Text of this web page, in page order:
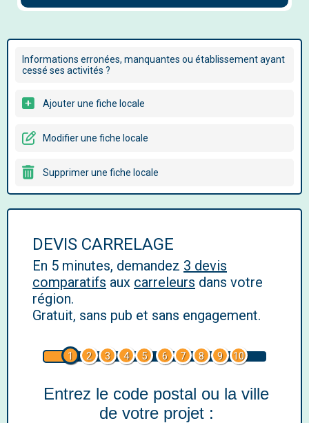
Informations erronées, manquantes ou établissement ayant
cessé ses activités ?
Ajouter une fiche locale
Modifier une fiche locale
Supprimer une fiche locale
DEVIS CARRELAGE
En 5 minutes, demandez 3 devis
comparatifs aux carreleurs dans votre
région.
Gratuit, sans pub et sans engagement.
1 2 3 4 5 6 7 8 9 10
Entrez le code postal ou la ville
de votre projet :